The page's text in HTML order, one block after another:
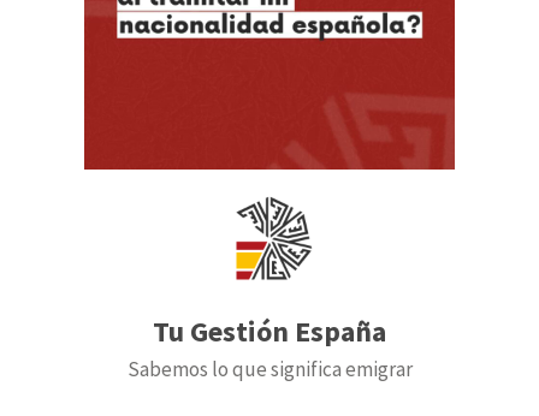
Tu Gestión España
Sabemos lo que significa emigrar